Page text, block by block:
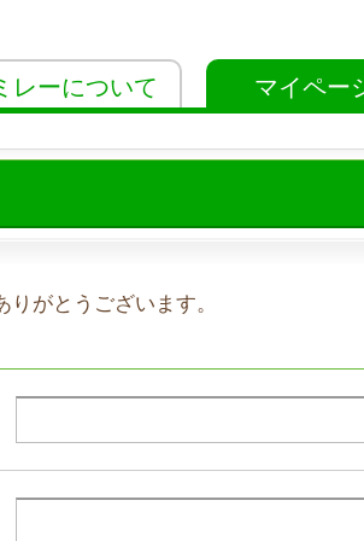
レーについて マイペー
がとうございます。